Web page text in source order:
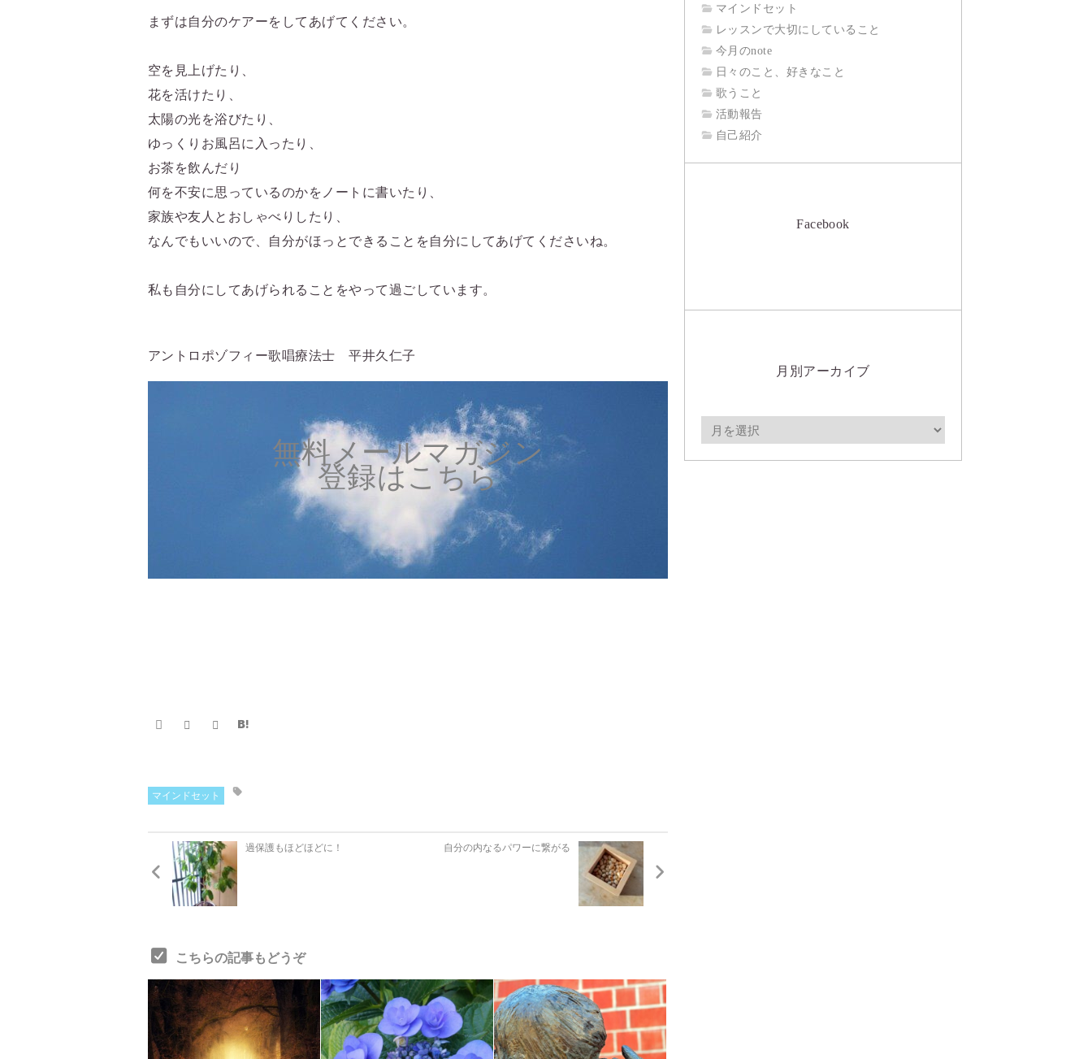
まずは自分のケアーをしてあげてください。
空を見上げたり、
花を活けたり、
太陽の光を浴びたり、
ゆっくりお風呂に入ったり、
お茶を飲んだり
何を不安に思っているのかをノートに書いたり、
家族や友人とおしゃべりしたり、
なんでもいいので、自分がほっとできることを自分にしてあげてくださいね。
私も自分にしてあげられることをやって過ごしています。
アントロポゾフィー歌唱療法士 平井久仁子
無料メールマガジン
登録はこちら
マインドセット
過保護もほどほどに！ 自分の内なるパワーに繋がる
こちらの記事もどうぞ
マインドセット
レッスンで大切にしていること
今月のnote
日々のこと、好きなこと
歌うこと
活動報告
自己紹介
Facebook
月別アーカイブ